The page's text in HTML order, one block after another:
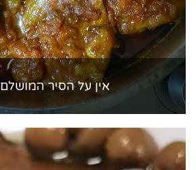
אין על הסיר